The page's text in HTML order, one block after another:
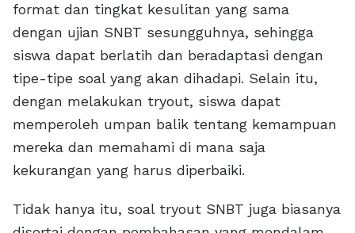
format dan tingkat kesulitan yang sama
dengan ujian SNBT sesungguhnya, sehingga
siswa dapat berlatih dan beradaptasi dengan
tipe-tipe soal yang akan dihadapi. Selain itu,
dengan melakukan tryout, siswa dapat
memperoleh umpan balik tentang kemampuan
mereka dan memahami di mana saja
kekurangan yang harus diperbaiki.
Tidak hanya itu, soal tryout SNBT juga biasanya